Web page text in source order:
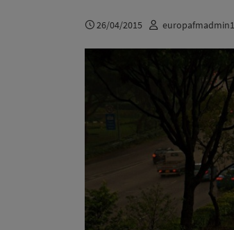
26/04/2015 europafmadmin1